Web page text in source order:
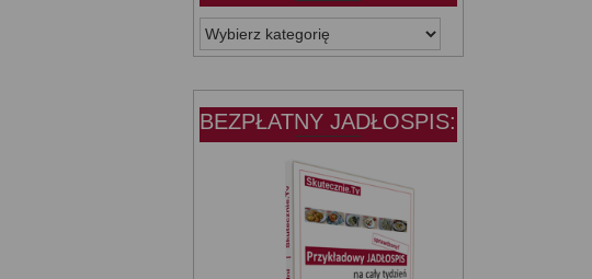
WSZYSTKIE
KATEGORIE:
BEZPŁATNY JADŁOSPIS: